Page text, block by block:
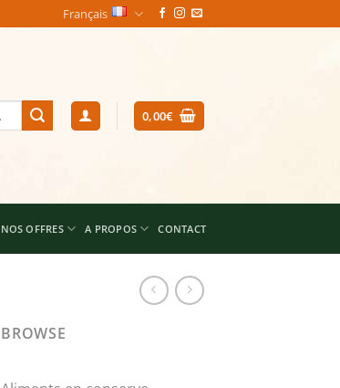
Français
0,00€
NOS OFFRES A PROPOS CONTACT
BROWSE